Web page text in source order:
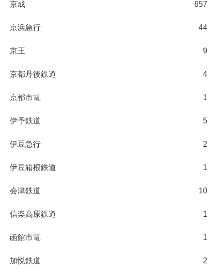
京成 657
京浜急行 44
京王 9
京都丹後鉄道 4
京都市電 1
伊予鉄道 5
伊豆急行 2
伊豆箱根鉄道 1
会津鉄道 10
信楽高原鉄道 1
函館市電 1
加悦鉄道 2